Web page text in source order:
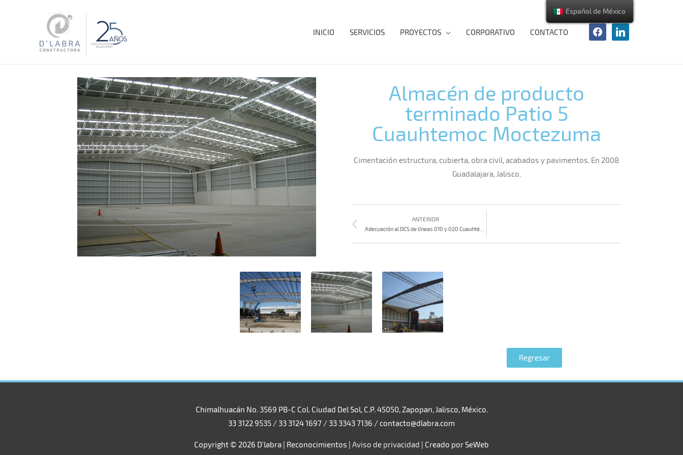
INICIO SERVICIOS PROYECTOS CORPORATIVO CONTACTO
Almacén de producto
terminado Patio 5
Cuauhtemoc Moctezuma
Cimentación estructura, cubierta, obra civil, acabados y pavimentos. En 2008
Guadalajara, Jalisco.
ANTERIOR
Regresar
Chimalhuacán No. 3569 PB-C Col. Ciudad Del Sol, C.P. 45050, Zapopan, Jalisco, México.
33 3122 9535 / 33 3124 1697 / 33 3343 7136 / contacto@dlabra.com
Copyright © 2026 D'labra | Reconocimientos | Aviso de privacidad | Creado por SeWeb
Español de México